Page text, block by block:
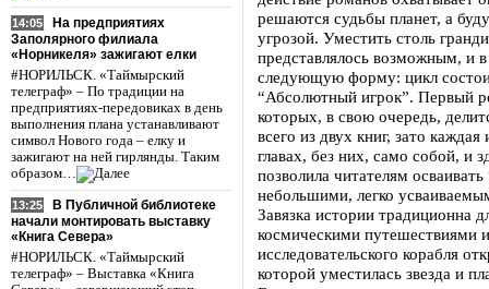
14:05
На предприятиях
Заполярного филиала
«Норникеля» зажигают елки
#НОРИЛЬСК. «Таймырский
телеграф» – По традиции на
предприятиях-передовиках в день
выполнения плана устанавливают
символ Нового года – елку и
зажигают на ней гирлянды. Таким
образом…
13:25
В Публичной библиотеке
начали монтировать выставку
«Книга Севера»
#НОРИЛЬСК. «Таймырский
телеграф» – Выставка «Книга
решаются судьбы планет, а
угрозой. Уместить столь
представлялось возможным, и
следующую форму: цикл
“Абсолютный игрок”. Первый
которых, в свою очередь,
всего из двух книг, зато
главах, без них, само собой, и
позволила читателям
небольшими, легко
Завязка истории традиционна
космическими путешествиями
исследовательского корабля
которой уместилась звезда и